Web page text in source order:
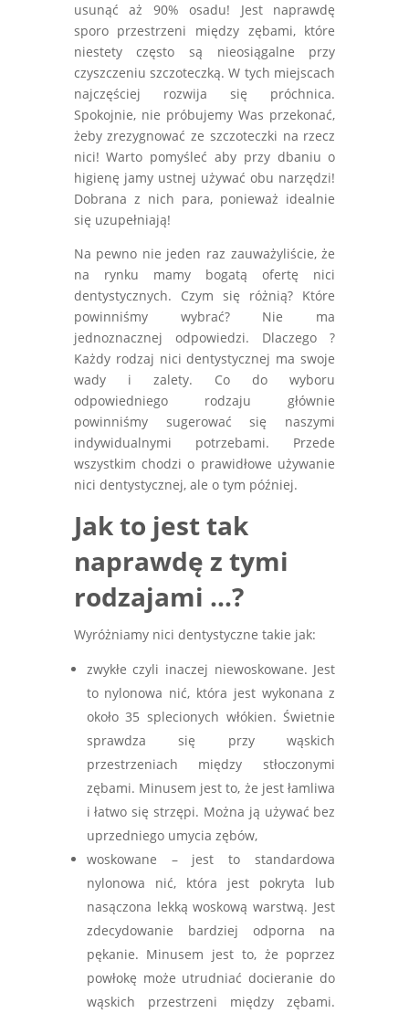
usunąć aż 90% osadu! Jest naprawdę
sporo przestrzeni między zębami, które
niestety często są nieosiągalne przy
czyszczeniu szczoteczką. W tych miejscach
najczęściej rozwija się próchnica.
Spokojnie, nie próbujemy Was przekonać,
żeby zrezygnować ze szczoteczki na rzecz
nici! Warto pomyśleć aby przy dbaniu o
higienę jamy ustnej używać obu narzędzi!
Dobrana z nich para, ponieważ idealnie
się uzupełniają!
Na pewno nie jeden raz zauważyliście, że
na rynku mamy bogatąofertę nici
dentystycznych. Czym się różnią? Które
powinniśmy wybrać? Nie ma
jednoznacznej odpowiedzi. Dlaczego ?
Każdy rodzaj nici dentystycznej ma swoje
wady i zalety. Co do wyboru
odpowiedniego rodzaju głównie
powinniśmy sugerować się naszymi
indywidualnymi potrzebami. Przede
wszystkim chodzi o prawidłowe używanie
nici dentystycznej, ale o tym później.
Jak to jest tak
naprawdę z tymi
rodzajami …?
Wyróżniamy nici dentystyczne takie jak:
zwykłe czyli inaczej niewoskowane. Jest
to nylonowa nić, która jest wykonana z
około 35 splecionych włókien. Świetnie
sprawdza się przy wąskich
przestrzeniach między stłoczonymi
zębami. Minusem jest to, że jest łamliwa
i łatwo się strzępi. Można ją używać bez
uprzedniego umycia zębów,
woskowane – jest to standardowa
nylonowa nić, która jest pokryta lub
nasączona lekką woskową warstwą. Jest
zdecydowanie bardziej odporna na
pękanie. Minusem jest to, że poprzez
powłokę może utrudniać docieranie do
wąskich przestrzeni między zębami.